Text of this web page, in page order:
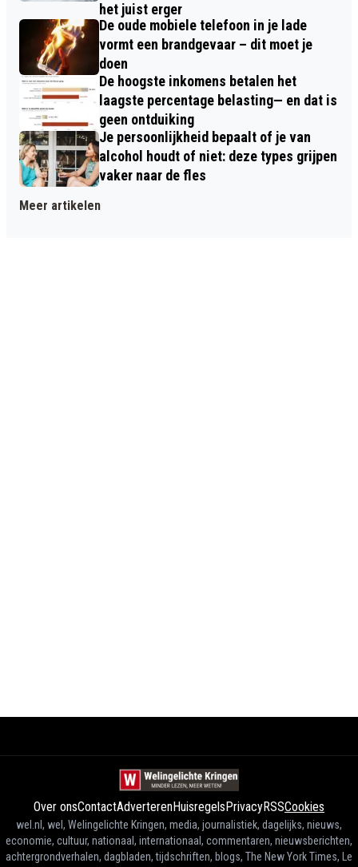
het juist erger
De oude mobiele telefoon in je lade
vormt een brandgevaar – dit moet je
doen
De hoogste inkomens betalen het
laagste percentage belasting— en dat is
geen ontduiking
Je persoonlijkheid bepaalt of je van
alcohol houdt of niet: deze types grijpen
vaker naar de fles
Meer artikelen
Over onsContactAdverterenHuisregels PrivacyRSSCookies
wel.nl, wel, Welingelichte Kringen, media, journalistiek, dagelijks, nieuws,
economie, cultuur, nationaal, internationaal, commentaren, nieuwsberichten,
achtergrondverhalen, dagbladen, tijdschriften, blogs, The New York Times, Le